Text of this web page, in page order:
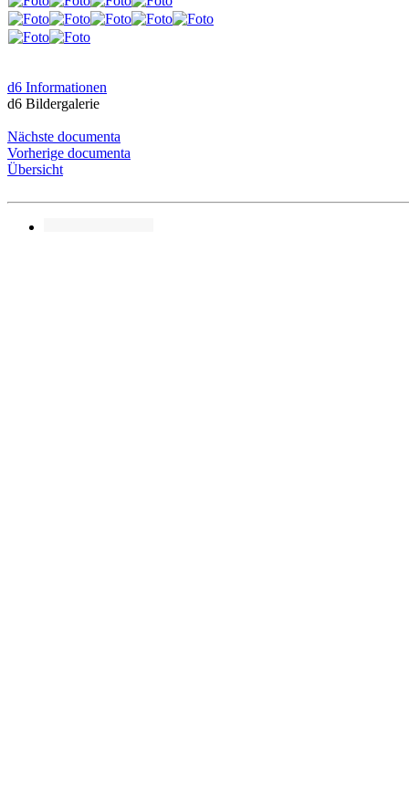
d6 Informationen
d6 Bildergalerie
Nächste documenta
Vorherige documenta
Übersicht